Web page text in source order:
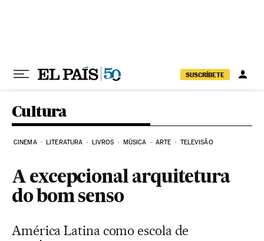
SUSCRÍBETE
Cultura
CINEMA LITERATURA LIVROS MÚSICA ARTE TELEVISÃO
A excepcional arquitetura
do bom senso
América Latina como escola de